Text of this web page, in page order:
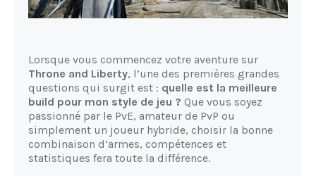
Lorsque vous commencez votre aventure sur
Throne and Liberty, l’une des premières grandes
questions qui surgit est : quelle est la meilleure
build pour mon style de jeu ? Que vous soyez
passionné par le PvE, amateur de PvP ou
simplement un joueur hybride, choisir la bonne
combinaison d’armes, compétences et
statistiques fera toute la différence.